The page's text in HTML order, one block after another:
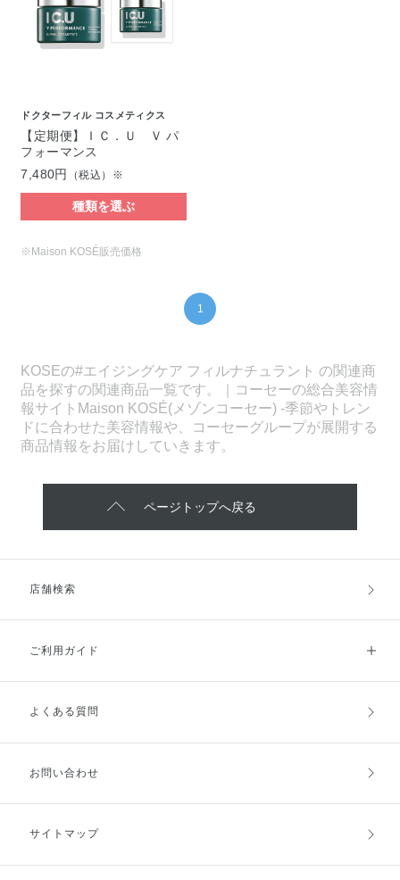
ドクターフィル コスメティクス
【定期便】ＩＣ．Ｕ Ｖ パ
フォーマンス
7,480円
（税込）※
種類を選ぶ
※Maison KOSÉ販売価格
1
KOSEの#エイジングケア フィルナチュラント の関連商
品を探すの関連商品一覧です。｜コーセーの総合美容情
報サイトMaison KOSÉ(メゾンコーセー) -季節やトレン
ドに合わせた美容情報や、コーセーグループが展開する
商品情報をお届けしていきます。
ページトップへ戻る
店舗検索
ご利用ガイド
ご利用ガイドトップ
お支払方法
キャンセル・返品・交換
よくある質問
お問い合わせ
サイトマップ